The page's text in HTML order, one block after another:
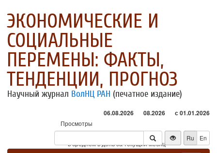
ЭКОНОМИЧЕСКИЕ И
СОЦИАЛЬНЫЕ
ПЕРЕМЕНЫ: ФАКТЫ,
ТЕНДЕНЦИИ, ПРОГНОЗ
Научный журнал ВолНЦ РАН (печатное издание)
06.08.2026 08.2026 с 01.01.2026
Просмотры
Посетители
* - в среднем в день за текущий месяц
Ru En